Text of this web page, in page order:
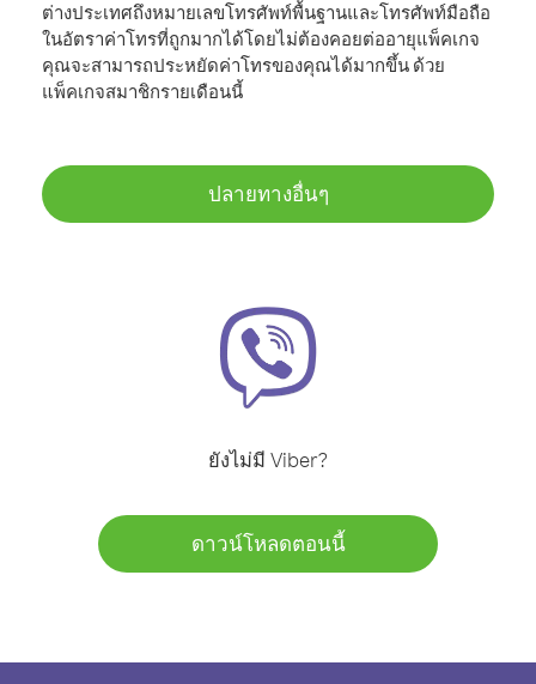
ต่างประเทศถึงหมายเลขโทรศัพท์พื้นฐานและโทรศัพท์มือถือ
ในอัตราค่าโทรที่ถูกมากได้โดยไม่ต้องคอยต่ออายุแพ็คเกจ
คุณจะสามารถประหยัดค่าโทรของคุณได้มากขึ้น ด้วย
แพ็คเกจสมาชิกรายเดือนนี้
ปลายทางอื่นๆ
ยังไม่มี Viber?
ดาวน์โหลดตอนนี้